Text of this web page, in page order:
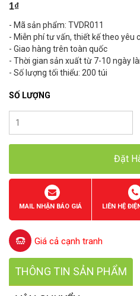
1₫
- Mã sản phẩm: TVDR011
- Miễn phí tư vấn, thiết kế theo yêu
- Giao hàng trên toàn quốc
- Thời gian sản xuất từ 7-10 ngày
- Số lượng tối thiểu: 200 túi
SỐ LƯỢNG
Đặt
MAIL NHẬN BÁO GIÁ LIÊN HỆ
Giá cả cạnh tranh
THÔNG TIN SẢN PHẨM